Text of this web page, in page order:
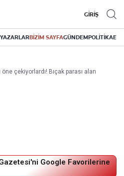
GİRİŞ
YAZARLARBİZİM SAYFAGÜNDEMPOLİTİKA
çekiyorlardı! Bıçak parası alan
Google Favorilerine